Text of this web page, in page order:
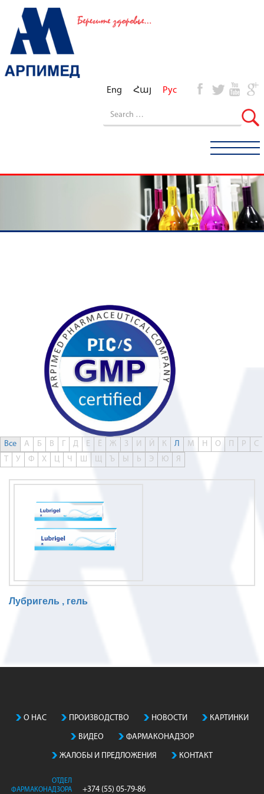
Eng Հայ Рус
Все А Б В Г Д Е Ё Ж З И Й К Л М Н О П Р
С
Т
У Ф Х Ц Ч Ш Щ Ъ Ы Ь Э Ю Я
0
Лубригель , гель
О НАС ПРОИЗВОДСТВO НОВОСТИ КАРТИНКИ
ВИДЕО ФАРМАКОНАДЗОР
ЖАЛОБЫ И ПРЕДЛОЖЕНИЯ КОНТАКТ
ОТДЕЛ
ФАРМАКОНАДЗОРА
+374 (55) 05-79-86